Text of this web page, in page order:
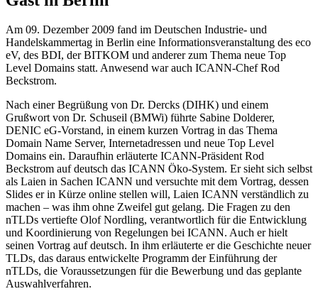
Am 09. Dezember 2009 fand im Deutschen Industrie- und
Handelskammertag in Berlin eine Informationsveranstaltung des eco
eV, des BDI, der BITKOM und anderer zum Thema neue Top
Level Domains statt. Anwesend war auch ICANN-Chef Rod
Beckstrom.
Nach einer Begrüßung von Dr. Dercks (DIHK) und einem
Grußwort von Dr. Schuseil (BMWi) führte Sabine Dolderer,
DENIC eG-Vorstand, in einem kurzen Vortrag in das Thema
Domain Name Server, Internetadressen und neue Top Level
Domains ein. Daraufhin erläuterte ICANN-Präsident Rod
Beckstrom auf deutsch das ICANN Öko-System. Er sieht sich selbst
als Laien in Sachen ICANN und versuchte mit dem Vortrag, dessen
Slides er in Kürze online stellen will, Laien ICANN verständlich zu
machen – was ihm ohne Zweifel gut gelang. Die Fragen zu den
nTLDs vertiefte Olof Nordling, verantwortlich für die Entwicklung
und Koordinierung von Regelungen bei ICANN. Auch er hielt
seinen Vortrag auf deutsch. In ihm erläuterte er die Geschichte neuer
TLDs, das daraus entwickelte Programm der Einführung der
nTLDs, die Voraussetzungen für die Bewerbung und das geplante
Auswahlverfahren.